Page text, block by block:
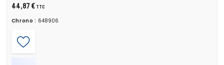
44,87 € TTC
Chrono : 648906